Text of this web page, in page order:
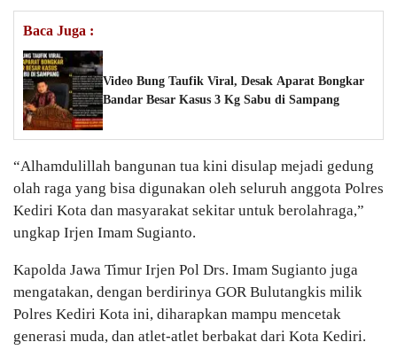
Baca Juga :
Video Bung Taufik Viral, Desak Aparat Bongkar
Bandar Besar Kasus 3 Kg Sabu di Sampang
“Alhamdulillah bangunan tua kini disulap mejadi gedung
olah raga yang bisa digunakan oleh seluruh anggota Polres
Kediri Kota dan masyarakat sekitar untuk berolahraga,”
ungkap Irjen Imam Sugianto.
Kapolda Jawa Timur Irjen Pol Drs. Imam Sugianto juga
mengatakan, dengan berdirinya GOR Bulutangkis milik
Polres Kediri Kota ini, diharapkan mampu mencetak
generasi muda, dan atlet-atlet berbakat dari Kota Kediri.